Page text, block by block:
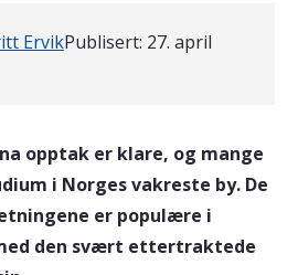
ErvikPublisert: 27. april
opptak er klare, og mange
i Norges vakreste by. De
er populære i
den svært ettertraktede